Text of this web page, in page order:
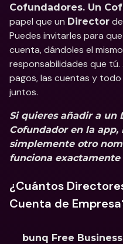
Cofundadores. Un
papel que un Director
Puedes invitarles para
cuenta, dándoles el
responsabilidades que
pagos, las cuentas y
juntos.
Si quieres añadir a un
Cofundador en la app,
simplemente otro
funciona exactamente
¿Cuántos
Cuenta de
bunq Free Business